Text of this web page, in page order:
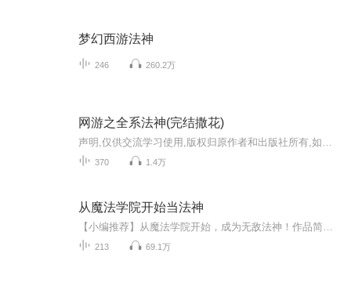
梦幻西游法神
246 260.2万
网游之全系法神(完结撒花)
370 1.4万
从魔法学院开始当法神
213 69.1万